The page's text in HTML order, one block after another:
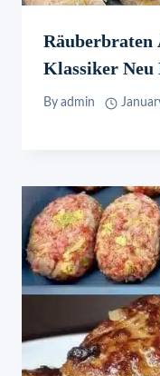
Klassiker Neu
By admin